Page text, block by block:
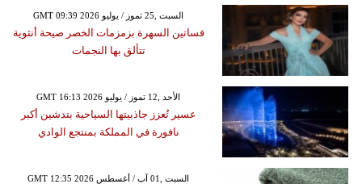
GMT 09:39 2026 السبت ,25 تموز / يوليو
فساتين السهرة بزمزمات الخصر صيحة أنثوية
تتألق بها النجمات
GMT 16:13 2026 الأحد ,12 تموز / يوليو
عسير تُعزز جاذبيتها السياحية بتدشين أكبر
نافورة في المملكة بمنتجع الوادي
GMT 12:35 2026 السبت ,01 آب / أغسطس